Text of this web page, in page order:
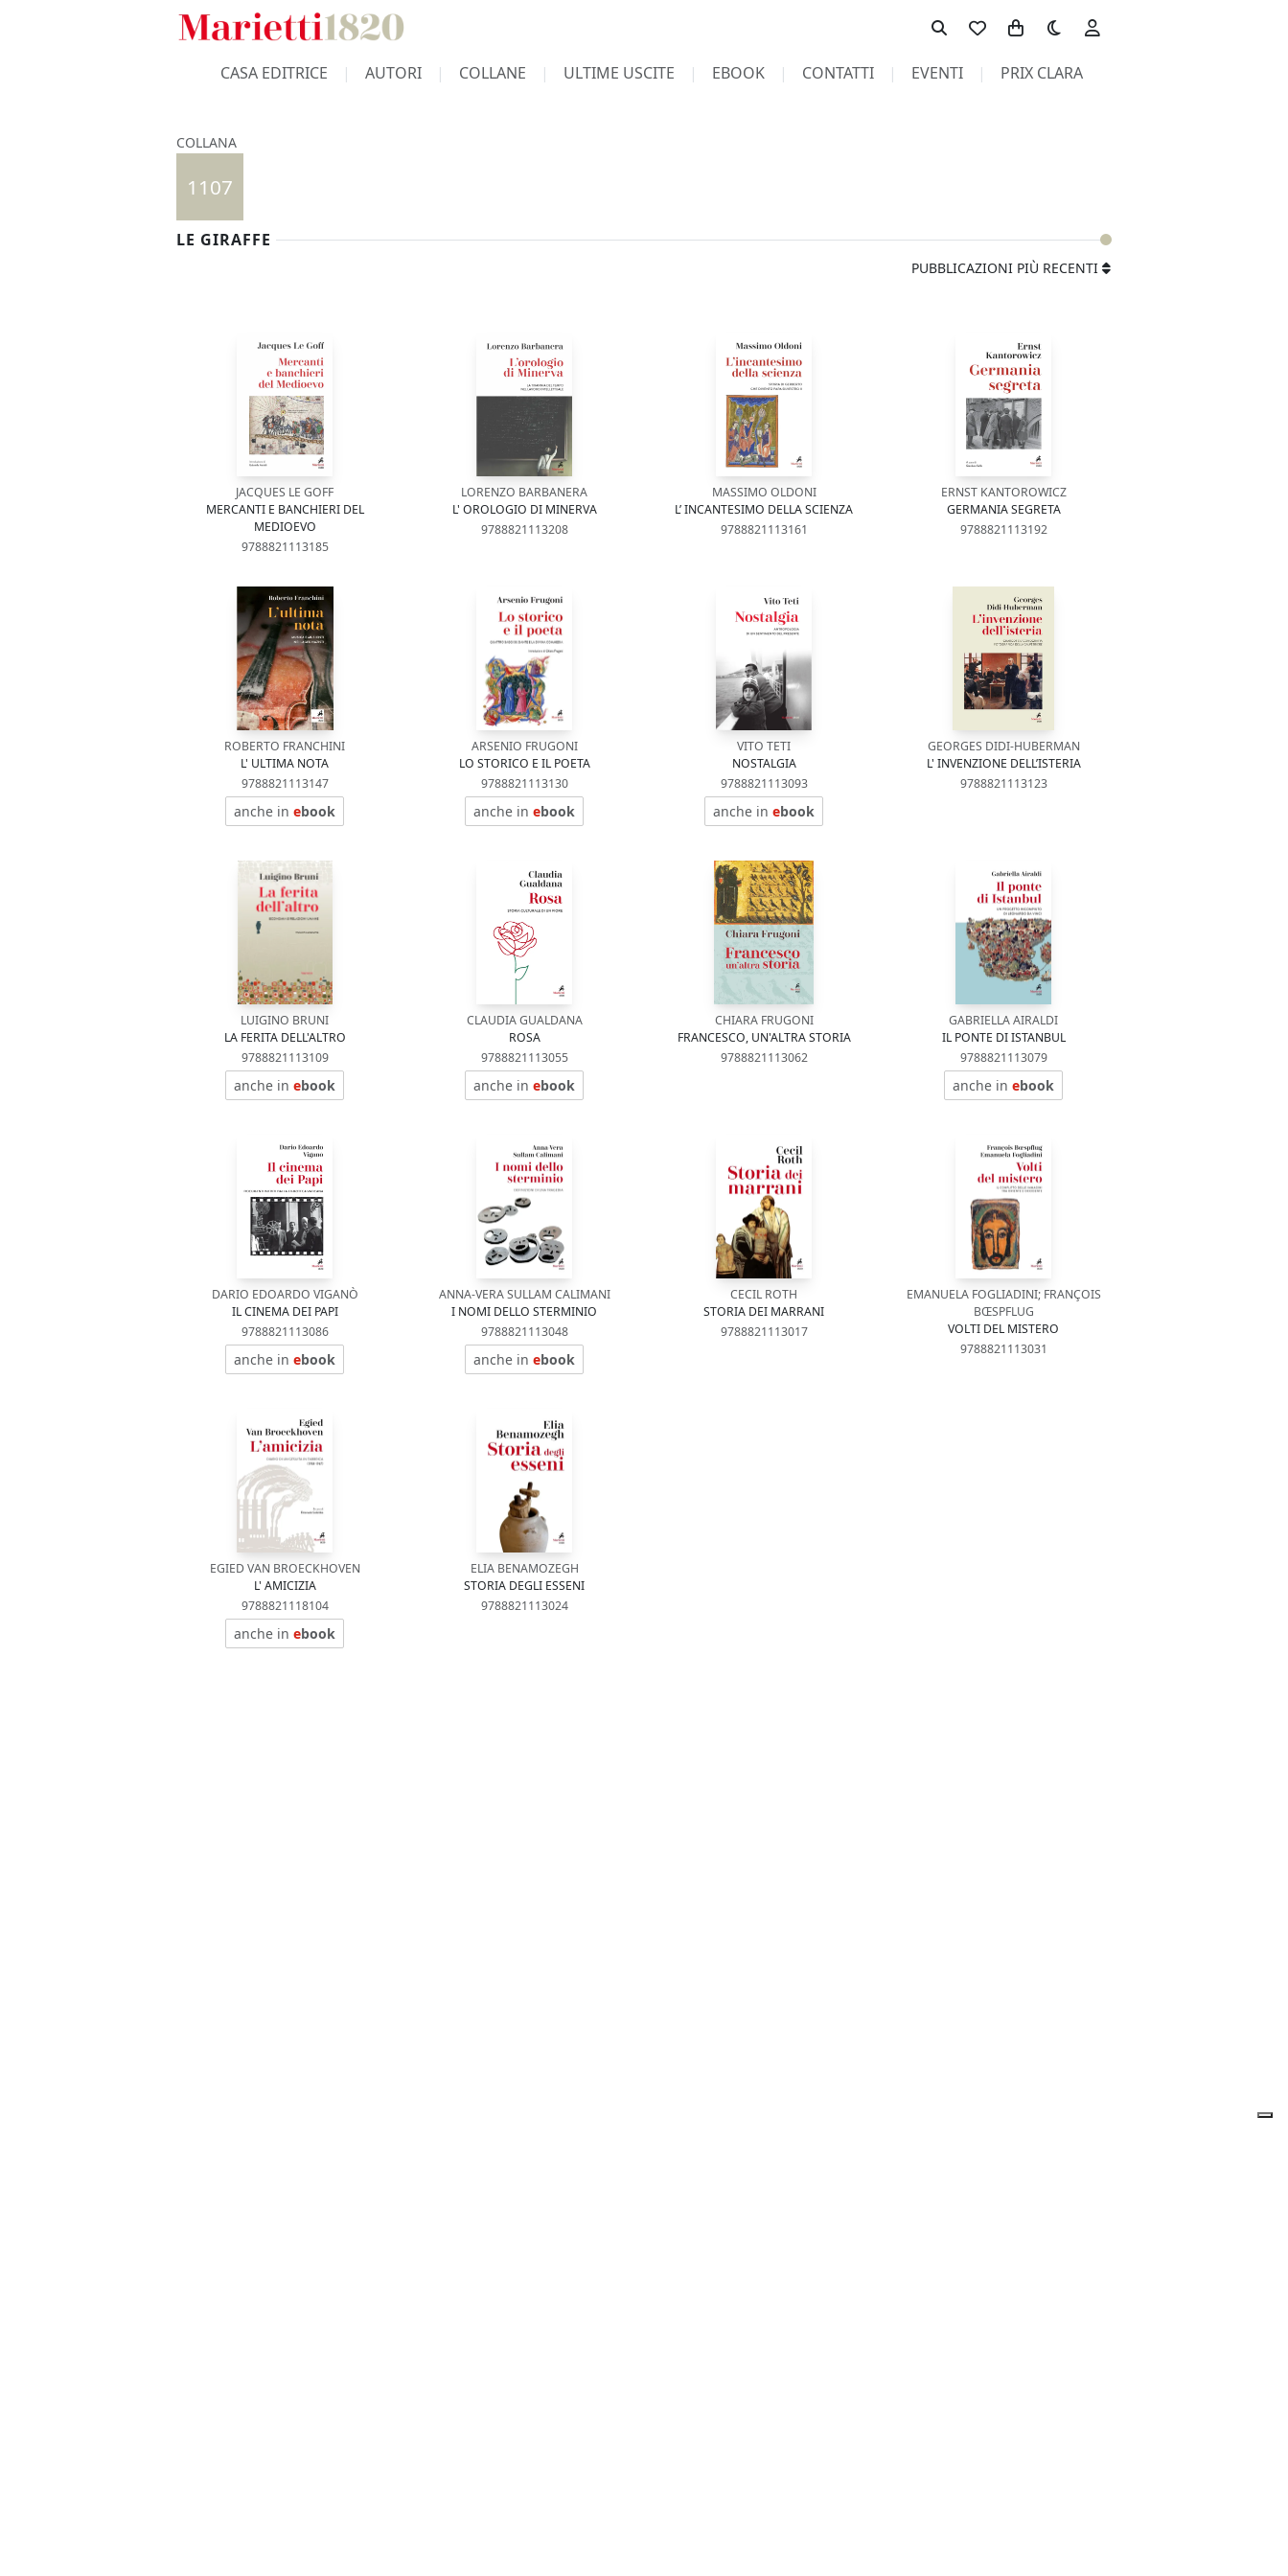
Toggle theme
CASA EDITRICE AUTORI COLLANE ULTIME USCITE EBOOK CONTATTI EVENTI PRIX CLARA
COLLANA
1107
LE GIRAFFE
PUBBLICAZIONI PIÙ RECENTI
JACQUES LE GOFF
MERCANTI E BANCHIERI DEL
MEDIOEVO
9788821113185
LORENZO BARBANERA
L' OROLOGIO DI MINERVA
9788821113208
MASSIMO OLDONI
L’ INCANTESIMO DELLA SCIENZA
9788821113161
ERNST KANTOROWICZ
GERMANIA SEGRETA
9788821113192
ROBERTO FRANCHINI
L' ULTIMA NOTA
9788821113147
anche in ebook
ARSENIO FRUGONI
LO STORICO E IL POETA
9788821113130
anche in ebook
VITO TETI
NOSTALGIA
9788821113093
anche in ebook
GEORGES DIDI-HUBERMAN
L' INVENZIONE DELL’ISTERIA
9788821113123
LUIGINO BRUNI
LA FERITA DELL'ALTRO
9788821113109
anche in ebook
CLAUDIA GUALDANA
ROSA
9788821113055
anche in ebook
CHIARA FRUGONI
FRANCESCO, UN'ALTRA STORIA
9788821113062
GABRIELLA AIRALDI
IL PONTE DI ISTANBUL
9788821113079
anche in ebook
DARIO EDOARDO VIGANÒ
IL CINEMA DEI PAPI
9788821113086
anche in ebook
ANNA-VERA SULLAM CALIMANI
I NOMI DELLO STERMINIO
9788821113048
anche in ebook
CECIL ROTH
STORIA DEI MARRANI
9788821113017
EMANUELA FOGLIADINI; FRANÇOIS
BŒSPFLUG
VOLTI DEL MISTERO
9788821113031
EGIED VAN BROECKHOVEN
L' AMICIZIA
9788821118104
anche in ebook
ELIA BENAMOZEGH
STORIA DEGLI ESSENI
9788821113024